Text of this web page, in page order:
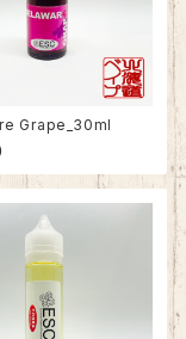
Grape_30ml